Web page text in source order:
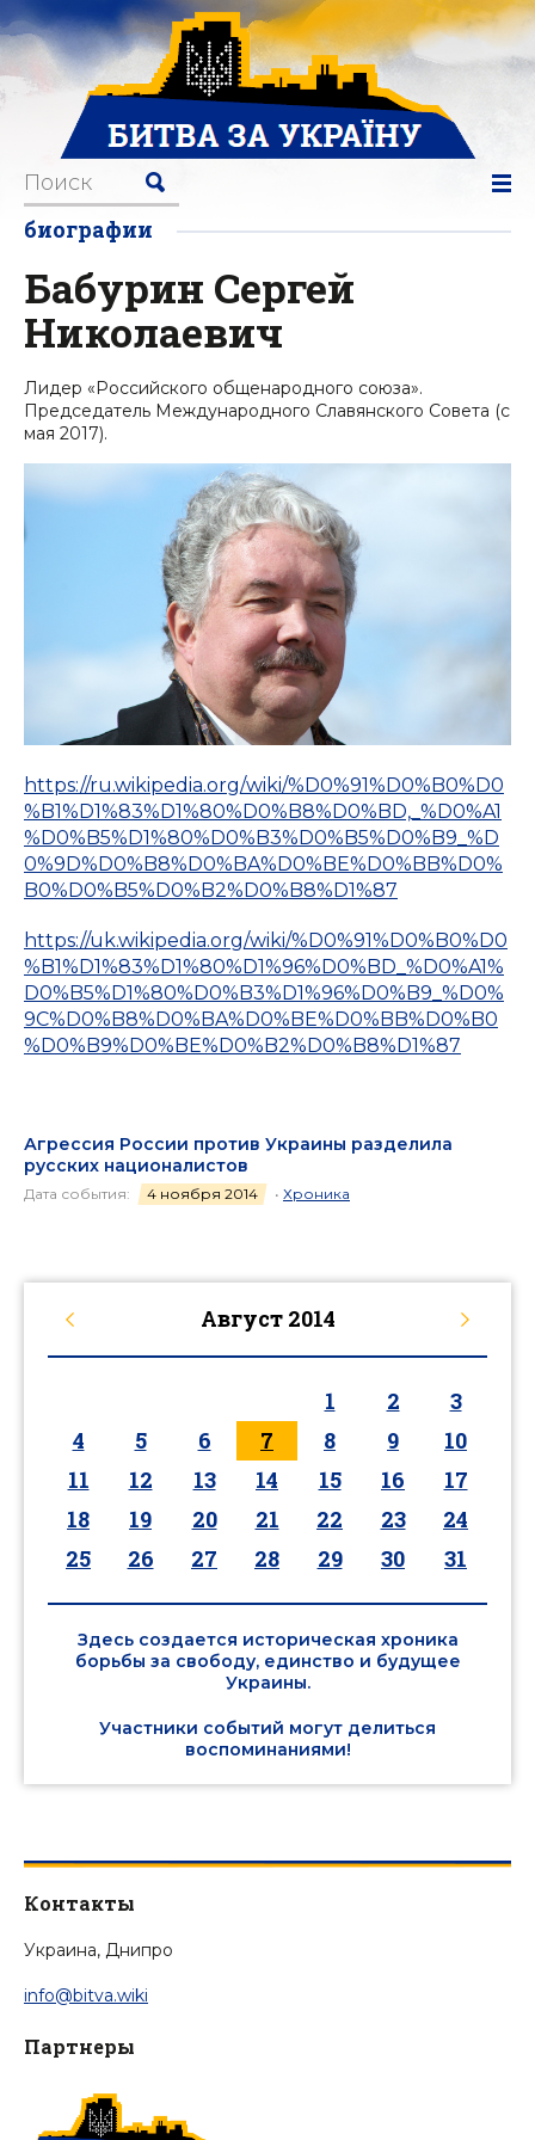
биографии
Бабурин Сергей
Николаевич
Лидер «Российского общенародного союза».
Председатель Международного Славянского Совета (с
мая 2017).
https://ru.wikipedia.org/wiki/%D0%91%D0%B0%D0
%B1%D1%83%D1%80%D0%B8%D0%BD,_%D0%A1
%D0%B5%D1%80%D0%B3%D0%B5%D0%B9_%D
0%9D%D0%B8%D0%BA%D0%BE%D0%BB%D0%
B0%D0%B5%D0%B2%D0%B8%D1%87
https://uk.wikipedia.org/wiki/%D0%91%D0%B0%D0
%B1%D1%83%D1%80%D1%96%D0%BD_%D0%A1%
D0%B5%D1%80%D0%B3%D1%96%D0%B9_%D0%
9C%D0%B8%D0%BA%D0%BE%D0%BB%D0%B0
%D0%B9%D0%BE%D0%B2%D0%B8%D1%87
Агрессия России против Украины разделила
русских националистов
Дата события: 4 ноября 2014 • Хроника
Август 2014
1 2
3
4
5 6 7 8 9
10
11
12 13 14 15 16
17
18
19 20 21 22 23
24
25
26 27 28 29 30 31
Здесь создается историческая хроника
борьбы за свободу, единство и будущее
Украины.
Участники событий могут делиться
воспоминаниями!
Контакты
Украина, Днипро
info@bitva.wiki
Партнеры